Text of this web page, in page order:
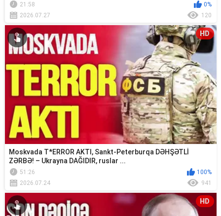
21:58
0%
2026.07.27
120
HD
Moskvada T*ERROR AKTI, Sankt-Peterburqa DƏHŞƏTLİ
ZƏRBƏ! – Ukrayna DAĞIDIR, ruslar ...
51:26
100%
2026.07.24
941
HD